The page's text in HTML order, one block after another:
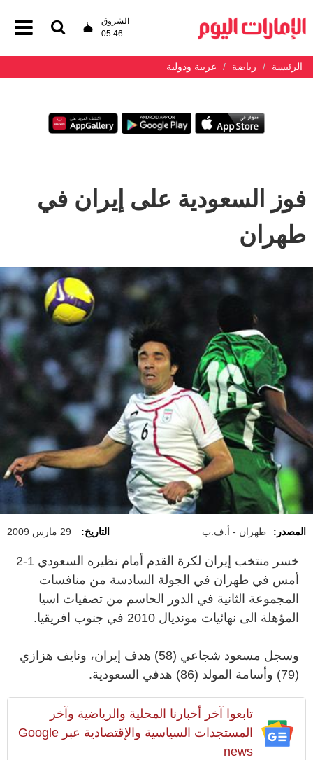
الشروق
05:46
الرئيسة رياضة عربية ودولية
فوز السعودية على إيران في
طهران
المصدر: طهران - أ.ف.ب التاريخ: 29 مارس 2009
خسر منتخب إيران لكرة القدم أمام نظيره السعودي 1-2
أمس في طهران في الجولة السادسة من منافسات
المجموعة الثانية في الدور الحاسم من تصفيات اسيا
المؤهلة الى نهائيات مونديال 2010 في جنوب افريقيا.
وسجل مسعود شجاعي (58) هدف إيران، ونايف هزازي
(79) وأسامة المولد (86) هدفي السعودية.
تابعوا آخر أخبارنا المحلية والرياضية وآخر
المستجدات السياسية والإقتصادية عبر Google
news